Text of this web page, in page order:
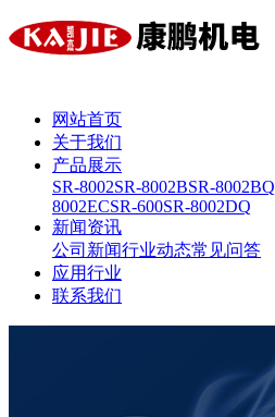
网站首页
关于我们
产品展示
SR-8002SR-8002BSR-8002BQ
8002ECSR-600SR-8002DQ
新闻资讯
公司新闻行业动态常见问答
应用行业
联系我们